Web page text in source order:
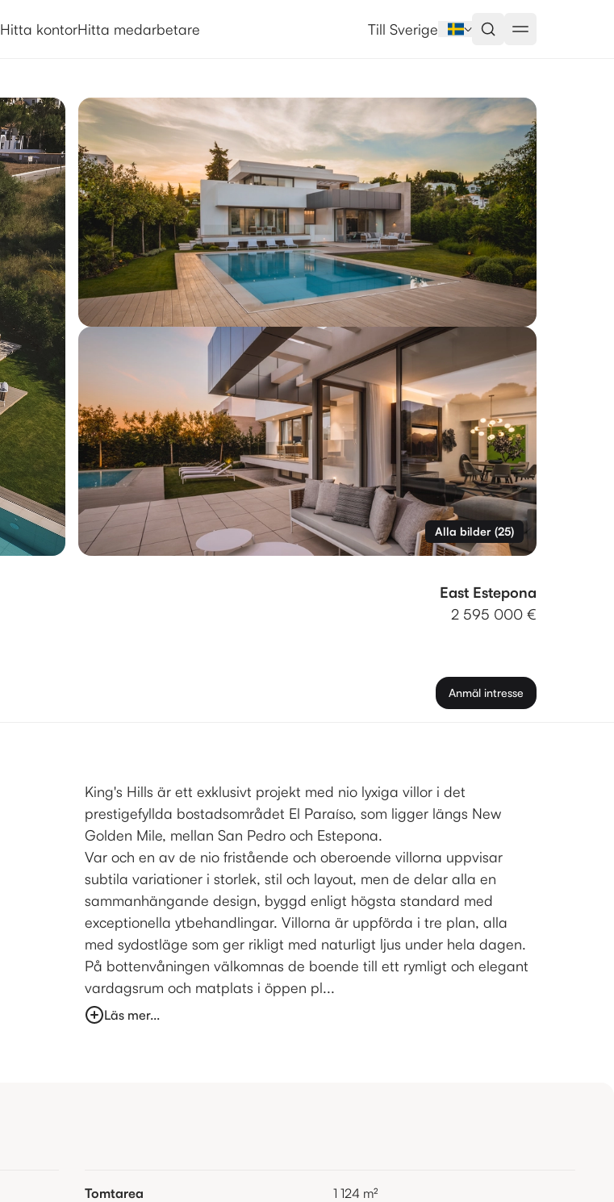
Hitta kontorHitta medarbetare Till Sverige
Alla bilder(25)
East Estepona
2 595 000 €
Anmäl intresse
King's Hills är ett exklusivt projekt med nio lyxiga villor i det
prestigefyllda bostadsområdet El Paraíso, som ligger längs New
Golden Mile, mellan San Pedro och Estepona.
Var och en av de nio fristående och oberoende villorna uppvisar
subtila variationer i storlek, stil och layout, men de delar alla en
sammanhängande design, byggd enligt högsta standard med
exceptionella ytbehandlingar. Villorna är uppförda i tre plan, alla
med sydostläge som ger rikligt med naturligt ljus under hela dagen.
På bottenvåningen välkomnas de boende till ett rymligt och elegant
vardagsrum och matplats i öppen pl...
Läs mer...
Tomtarea 1 124 m²